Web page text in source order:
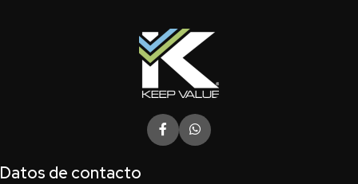
Datos de contacto